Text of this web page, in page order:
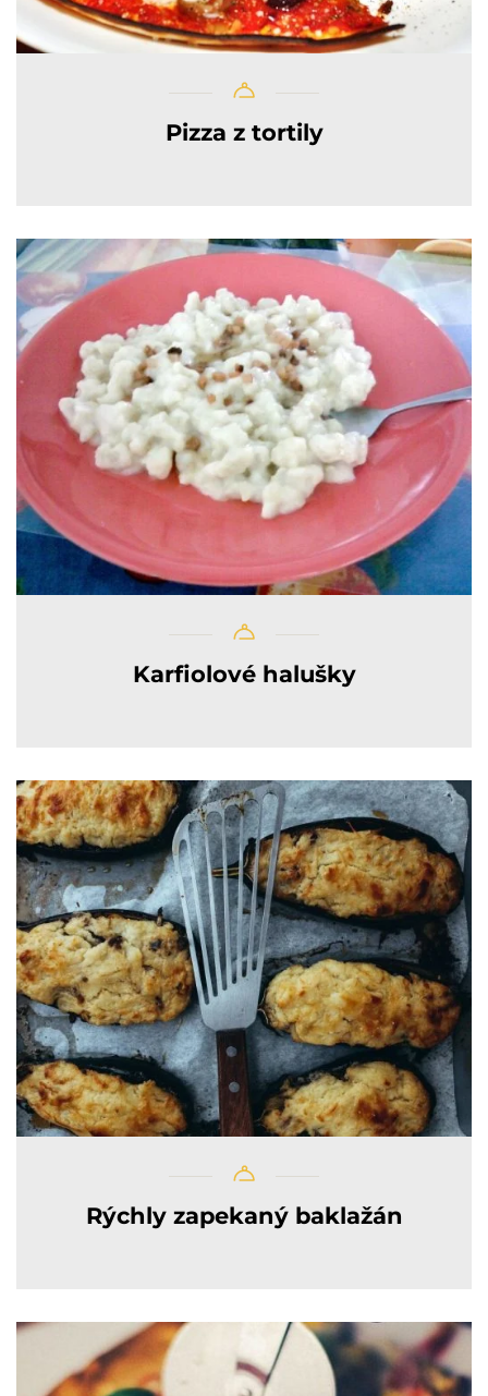
Pizza z tortily
Karfiolové halušky
Rýchly zapekaný baklažán